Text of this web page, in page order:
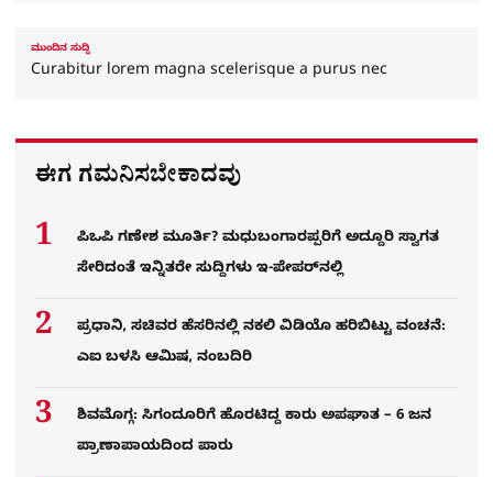
ಮುಂದಿನ ಸುದ್ದಿ
Curabitur lorem magna scelerisque a purus nec
ಈಗ ಗಮನಿಸಬೇಕಾದವು
ಪಿಒಪಿ ಗಣೇಶ ಮೂರ್ತಿ? ಮಧುಬಂಗಾರಪ್ಪರಿಗೆ ಅದ್ದೂರಿ ಸ್ವಾಗತ
ಸೇರಿದಂತೆ ಇನ್ನಿತರೇ ಸುದ್ದಿಗಳು ಇ-ಪೇಪರ್​ನಲ್ಲಿ
ಪ್ರಧಾನಿ, ಸಚಿವರ ಹೆಸರಿನಲ್ಲಿ ನಕಲಿ ವಿಡಿಯೊ ಹರಿಬಿಟ್ಟು ವಂಚನೆ:
ಎಐ ಬಳಸಿ ಆಮಿಷ, ನಂಬದಿರಿ
ಶಿವಮೊಗ್ಗ: ಸಿಗಂದೂರಿಗೆ ಹೊರಟಿದ್ದ ಕಾರು ಅಪಘಾತ – 6 ಜನ
ಪ್ರಾಣಾಪಾಯದಿಂದ ಪಾರು